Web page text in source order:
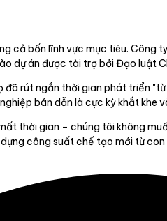
cả bốn lĩnh vực mục tiêu.
dự án được tài trợ bởi Đạo luật
rút ngắn thời gian phát triển
bán dẫn là cực kỳ khắt khe
thời gian – chúng tôi không
công suất chế tạo mới từ